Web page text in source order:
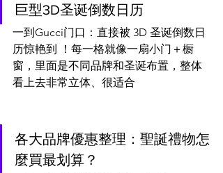
巨型3D圣诞倒数日历
一到Gucci门口：直接被 3D 圣诞倒数日
历惊艳到 ！每一格就像一扇小门＋橱
窗，里面是不同品牌和圣诞布置，整体
看上去非常立体、很适合
各大品牌優惠整理：聖誕禮物怎
麼買最划算？